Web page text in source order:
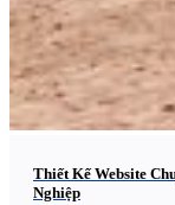
Thiết Kế Website
Nghiệp